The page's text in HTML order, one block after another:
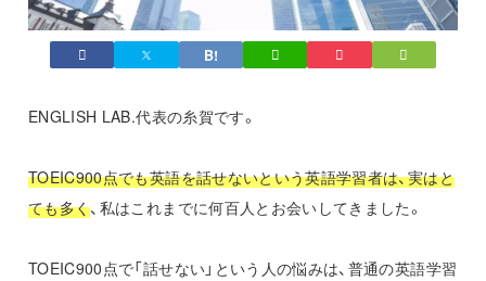
ENGLISH LAB.代表の糸賀です。
TOEIC900点でも英語を話せないという英語学習者は、実はと
ても多く、私はこれまでに何百人とお会いしてきました。
TOEIC900点で「話せない」という人の悩みは、普通の英語学習